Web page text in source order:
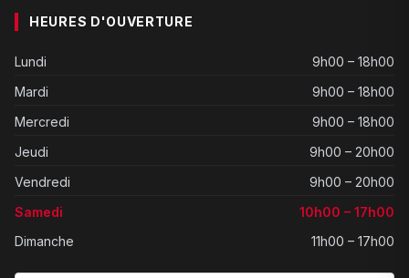
HEURES D'OUVERTURE
Lundi
9h00 – 18h00
Mardi
9h00 – 18h00
Mercredi
9h00 – 18h00
Jeudi
9h00 – 20h00
Vendredi
9h00 – 20h00
Samedi
10h00 – 17h00
Dimanche
11h00 – 17h00